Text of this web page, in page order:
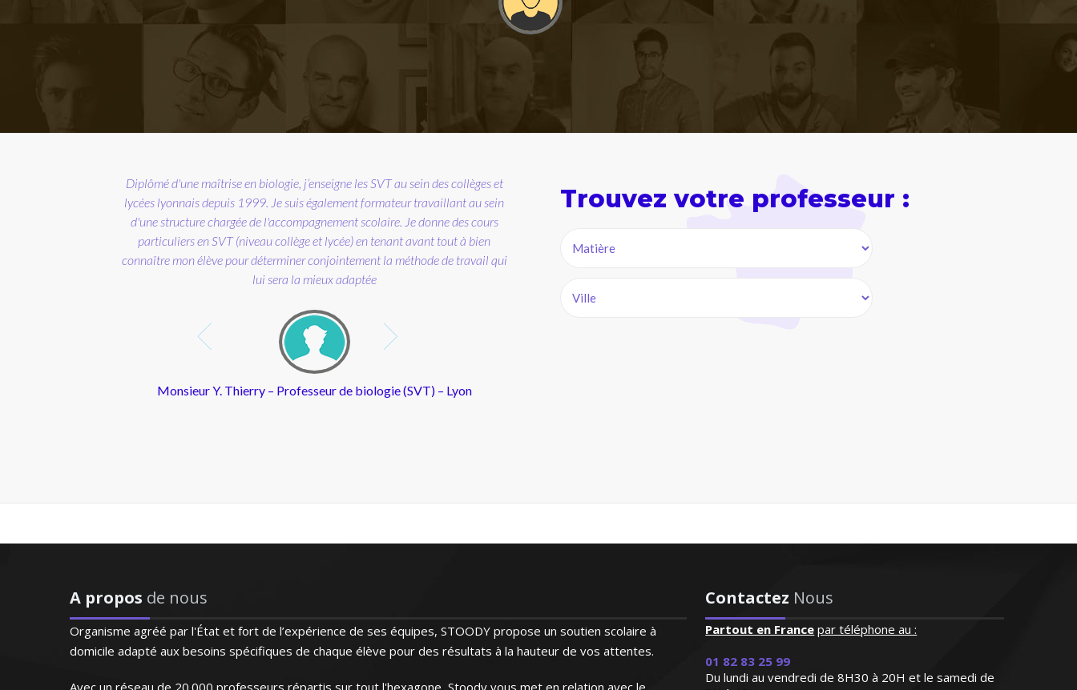
"Entièrement satisfaite. Ma fille a augmenté sa moyenne en anglais en obtenant un 18/20 au troisième
Madame B.S (Villeneuve d'Ascq, élève en classe de troisième)
"L’enseignante a détecté rapidement les difficultés de ma fille et lui a proposé un plan de travail personnalisé !
Ses notes se sont améliorées au fur et à mesure. De plus elle est très gentille et je souhaite la recommander à
d'autres personnes de mon entourage"
"Professeur très disponible et à l'écoute qui s'adapte aux besoins de l'enfant et répond à ses demandes"
Madame M.N (Bordeaux, élève en première S)
Enseignant vacataire au sein de l’éducation nationale, je mets mon savoir-faire
et mon expérience au service des élèves en difficultés
Monsieur A. Eric – Professeur d’anglais – Marseille
rends disponible pour des cours particuliers à domicile tous niveaux (jusqu'au
Trouvez votre professeur :
A propos de nous
Organisme agréé par l'État et fort de l’expérience de ses équipes, STOODY propose un soutien scolaire à
domicile adapté aux besoins spécifiques de chaque élève pour des résultats à la hauteur de vos attentes.
Avec un réseau de 20.000 professeurs répartis sur tout l'hexagone, Stoody vous met en relation avec le
Contactez Nous
Partout en France par téléphone au :
01 82 83 25 99
Du lundi au vendredi de 8H30 à 20H et le samedi de